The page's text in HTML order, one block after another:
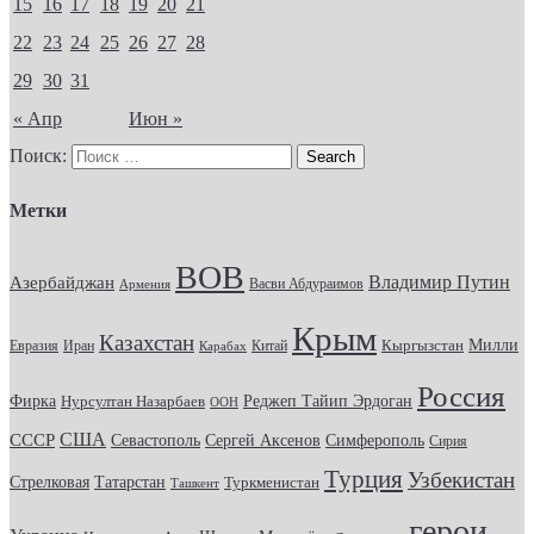
« Апр Июн »
22
23 24 25 26 27 28
29 30 31
Поиск:
Метки
Азербайджан Армения ВОВ Васви Абдураимов Владимир Путин
Евразия Иран Казахстан Карабах Китай Крым Кыргызстан Милли
Фирка Нурсултан Назарбаев ООН Реджеп Тайип Эрдоган Россия
СССР США Севастополь Сергей Аксенов Симферополь Сирия
Стрелковая Татарстан Ташкент Туркменистан Турция Узбекистан